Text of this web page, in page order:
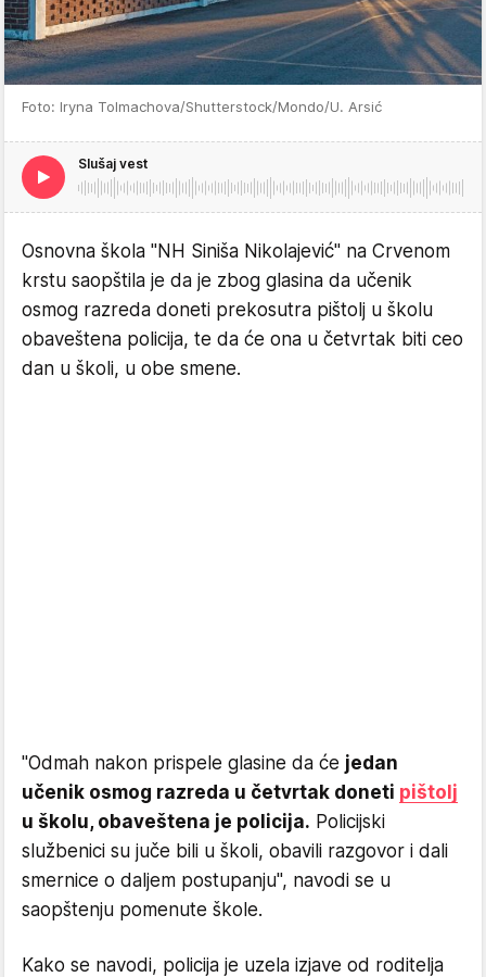
Foto: Iryna Tolmachova/Shutterstock/Mondo/U. Arsić
Slušaj vest
Osnovna škola "NH Siniša Nikolajević" na Crvenom
krstu saopštila je da je zbog glasina da učenik
osmog razreda doneti prekosutra pištolj u školu
obaveštena policija, te da će ona u četvrtak biti ceo
dan u školi, u obe smene.
"Odmah nakon prispele glasine da će jedan
učenik osmog razreda u četvrtak doneti pištolj
u školu, obaveštena je policija. Policijski
službenici su juče bili u školi, obavili razgovor i dali
smernice o daljem postupanju", navodi se u
saopštenju pomenute škole.
Kako se navodi, policija je uzela izjave od roditelja